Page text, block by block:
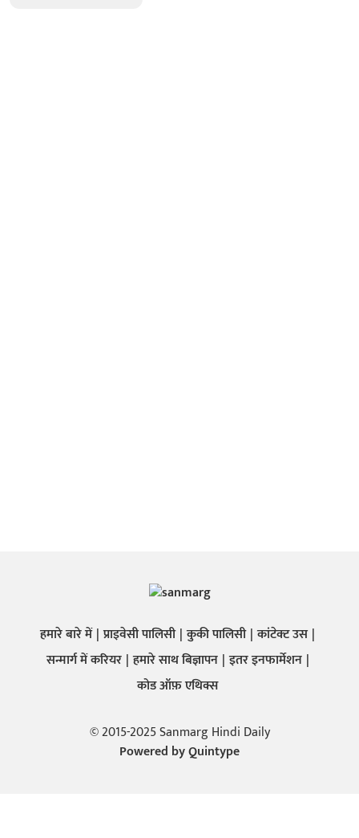
हमारे बारे में प्राइवेसी पालिसी कुकी पालिसी कांटेक्ट उस
सन्मार्ग में करियर हमारे साथ बिज्ञापन इतर इनफार्मेशन
कोड ऑफ़ एथिक्स
© 2015-2025 Sanmarg Hindi Daily
Powered byQuintype